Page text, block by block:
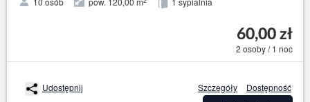
60,00 zł
2 osoby / 1 noc
Udostępnij Szczegóły Dostępność